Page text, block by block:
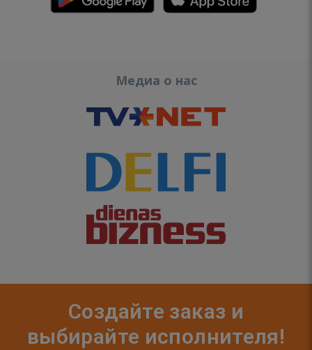
Медиа о нас
Создайте заказ и
выбирайте исполнителя!